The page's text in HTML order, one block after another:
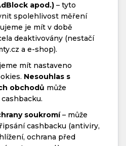
apod.) – tyto
spolehlivost měření
je mít v době
deaktivovány (nestačí
a e-shop).
mít nastaveno
Nesouhlas s
obchodů může
soukromí– může
cashbacku (antiviry,
ochrana před